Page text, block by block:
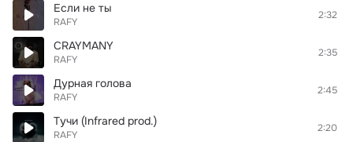
Если не ты
RAFY
2:32
CRAYMANY
RAFY
2:35
Дурная голова
RAFY
2:45
Тучи (Infrared prod.)
RAFY
2:20